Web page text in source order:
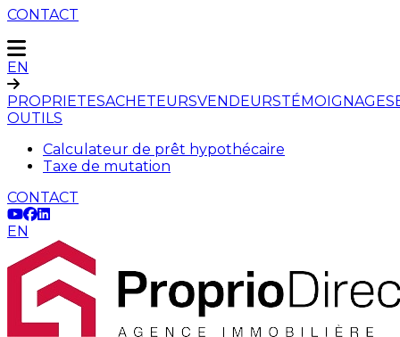
CONTACT
EN
PROPRIETESACHETEURSVENDEURSTÉMOIGNAGES
OUTILS
Calculateur de prêt hypothécaire
Taxe de mutation
CONTACT
EN